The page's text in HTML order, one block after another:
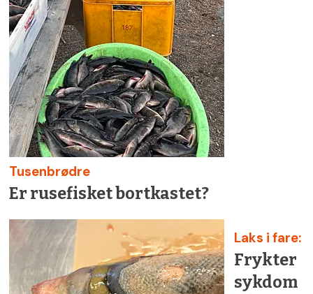
Tusenbrødre
Er rusefisket bortkastet?
Laks i fare:
Frykter
sykdom